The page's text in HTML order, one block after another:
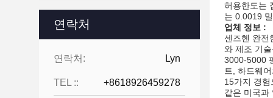
연락처
연락처: Lyn
TEL :: +8618926459278
허용한도는
는 0.0019
업체 정보 :
센즈헨 완전
와 제조 기
3000-5000
트, 하드웨
15가지 경
같은 미국과